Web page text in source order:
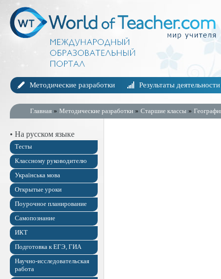
Методические разработки Результаты деятельности
Главная » Методические разработки » Старшие классы »
• На русском языке
Тесты
Классному руководителю
Українська мова
Открытые уроки
Поурочное планирование
Самопознание
ИКТ
Подготовка к ЕГЭ, ГИА
Научно-исследовательская
работа